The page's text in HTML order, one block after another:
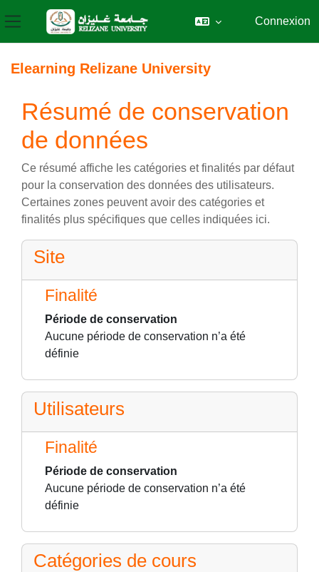
Panneau latéral
Connexion
Elearning Relizane University
Résumé de conservation
de données
Ce résumé affiche les catégories et finalités par défaut
pour la conservation des données des utilisateurs.
Certaines zones peuvent avoir des catégories et
finalités plus spécifiques que celles indiquées ici.
Site
Finalité
Période de conservation
Aucune période de conservation n’a été
définie
Utilisateurs
Finalité
Période de conservation
Aucune période de conservation n’a été
définie
Catégories de cours